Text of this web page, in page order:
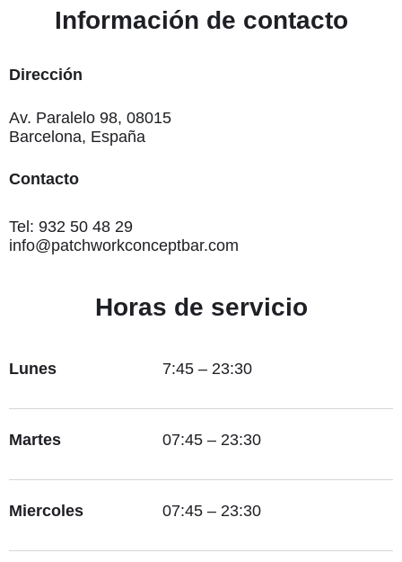
Información de contacto
Dirección
Av. Paralelo 98, 08015
Barcelona, España
Contacto
Tel: 932 50 48 29
info@patchworkconceptbar.com
Horas de servicio
Lunes 7:45 – 23:30
Martes 07:45 – 23:30
Miercoles 07:45 – 23:30